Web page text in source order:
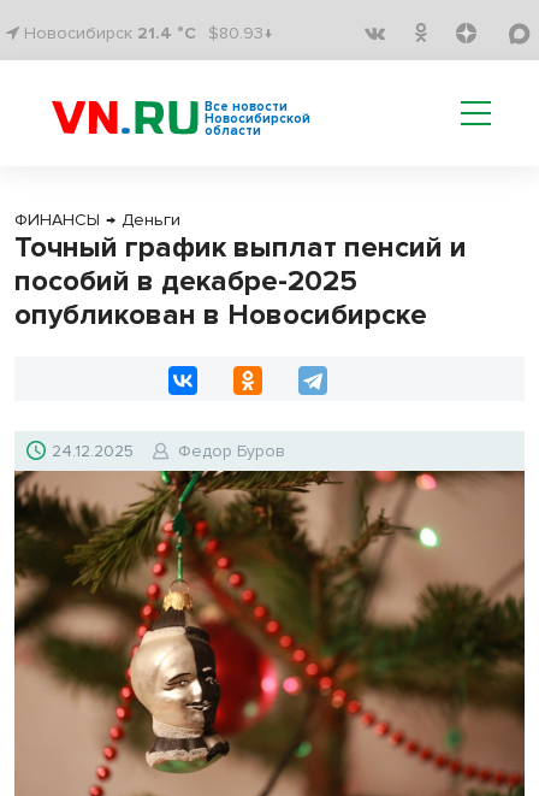
Новосибирск 21.4 °C $80.93↓
Все новости
Новосибирской
области
ФИНАНСЫ → Деньги
Точный график выплат пенсий и
пособий в декабре-2025
опубликован в Новосибирске
24.12.2025 Федор Буров